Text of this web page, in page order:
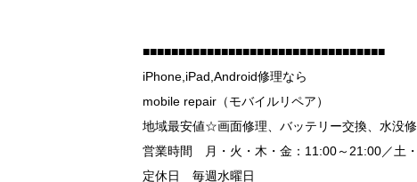
■■■■■■■■■■■■■■■■■■■■■■■■■■■■■■■■■■
iPhone,iPad,Android修理なら
mobile repair（モバイルリペア）
地域最安値☆画面修理、バッテリー交換、水没
営業時間 月・火・木・金：11:00～21:00／土
定休日 毎週水曜日